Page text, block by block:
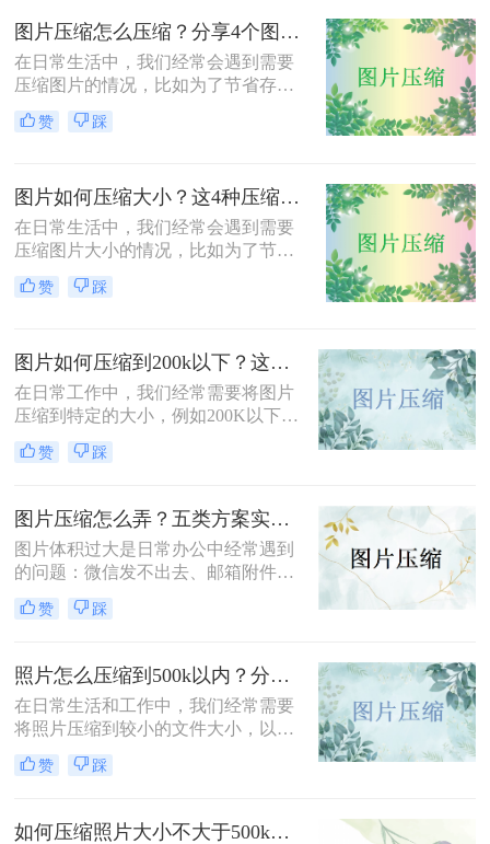
小的方法，旨在帮助用户根据实际需
求选择合适的压缩方式。
图片压缩怎么压缩？分享4个图片压缩方法！
在日常生活中，我们经常会遇到需要
压缩图片的情况，比如为了节省存储
空间、加快网页加载速度或减少文件
传输时间。那么图片压缩怎么压缩
时保持较高的图片质量。
赞 踩
图片如何压缩大小？这4种压缩方法请务必学会！
在日常生活中，我们经常会遇到需要
压缩图片大小的情况，比如为了节省
存储空间、加快网页加载速度或减少
文件传输时间。那么图片如何压缩大
缩，同时保持较高的图片质量。
赞 踩
图片如何压缩到200k以下？这三种方法简单又高效！
在日常工作中，我们经常需要将图片
压缩到特定的大小，例如200K以下，
以满足电子邮件附件、网站上传或社
交媒体分享的要求。那么图片如何压
图片压缩到200K以下的有效方法，帮
助您轻松完成图片压缩，同时保持较
高的图片质量。
赞 踩
图片压缩怎么弄？五类方案实测对比，一张表看懂怎么选！
图片体积过大是日常办公中经常遇到
的问题：微信发不出去、邮箱附件超
限、网页上传被拒、本地存储吃紧。
不同压缩方法在压缩率、画质损失、
可能导致图片模糊到无法使用，或者
压缩后体积几乎没变。
赞 踩
照片怎么压缩到500k以内？分享三种实用方法！
在日常生活和工作中，我们经常需要
将照片压缩到较小的文件大小，以满
足上传、发送或存储的需求。那么照
片怎么压缩到500k以内呢？本文将介
方法。
赞 踩
如何压缩照片大小不大于500k？学会这2种压缩方法轻松解决！